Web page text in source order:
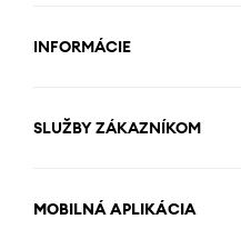
INFORMÁCIE
SLUŽBY ZÁKAZNÍKOM
MOBILNÁ APLIKÁCIA